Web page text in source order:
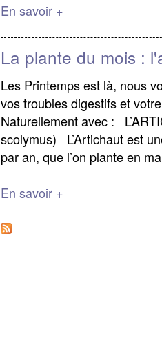
En savoir +
La plante du mois :
Les Printemps est là, nous
vos troubles digestifs et
Naturellement avec :
scolymus) L’Artichaut est
par an, que l’on plante en
En savoir +